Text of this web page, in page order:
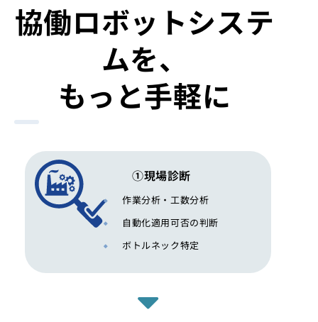
協働ロボットシステ
ムを、
もっと手軽に
①現場診断
作業分析・工数分析
自動化適用可否の判断
ボトルネック特定